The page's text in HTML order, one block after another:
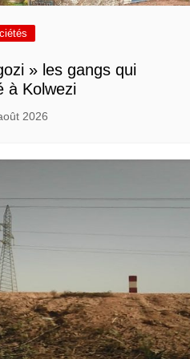
» les gangs qui
à Kolwezi
2026